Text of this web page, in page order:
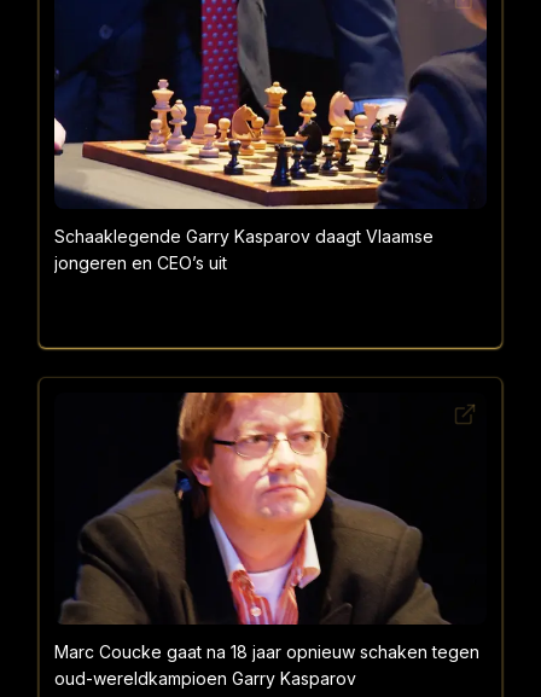
Schaaklegende Garry Kasparov daagt Vlaamse
jongeren en CEO’s uit
Marc Coucke gaat na 18 jaar opnieuw schaken tegen
oud-wereldkampioen Garry Kasparov